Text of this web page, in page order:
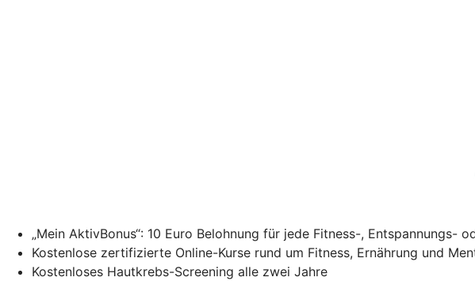
„Mein AktivBonus“: 10 Euro Belohnung für jede Fitness-,
Kostenlose zertifizierte Online-Kurse rund um Fitness, Ernährung und
Kostenloses Hautkrebs-Screening alle zwei Jahre